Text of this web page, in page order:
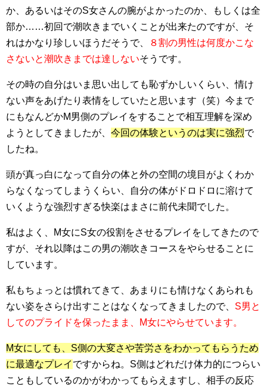
か、あるいはそのS女さんの腕がよかったのか、もしくは全
部か……初回で潮吹きまでいくことが出来たのですが、そ
れはかなり珍しいほうだそうで、
８割の男性は何度かこな
さないと潮吹きまでは達しないそうです。
その時の自分はいま思い出しても恥ずかしいくらい、情け
ない声をあげたり表情をしていたと思います（笑）今まで
にもなんどかM男側のプレイをすることで相互理解を深め
ようとしてきましたが、 今回の体験というのは実に強烈で
したね。
頭が真っ白になって自分の体と外の空間の境目がよくわか
らなくなってしまうくらい、自分の体がドロドロに溶けて
いくような強烈すぎる快楽はまさに前代未聞でした。
私はよく、M女にS女の役割をさせるプレイをしてきたので
すが、それ以降はこの男の潮吹きコースをやらせることに
しています。
私もちょっとは慣れてきて、あまりにも情けなくあられも
ない姿をさらけ出すことはなくなってきましたので、 S男と
してのプライドを保ったまま、M女にやらせています。
M女にしても、S側の大変さや苦労さをわかってもらうため
に最適なプレイ ですからね。S側はどれだけ体力的につらい
こともしているのかがわかってもらえますし、相手の反応